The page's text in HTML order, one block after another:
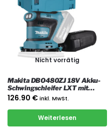
Nicht vorrätig
Makita DBO480ZJ 18V Akku-
Schwingschleifer LXT mit
Koffer
126.90 €inkl. MwSt.
Weiterlesen